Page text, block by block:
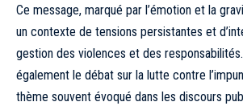
Ce message, marqué par l’émotion et la
un contexte de tensions persistantes et
gestion des violences et des
également le débat sur la lutte contre
thème souvent évoqué dans les discours